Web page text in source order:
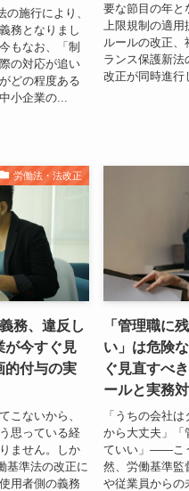
施行により、
務となりまし
もなお、「制
の対応が追い
どの程度ある
小企業の...
要な節目の年と
上限規制の適
ルールの改正
ランス保護新法
改正が同時進行
労働法・法改正
務、違反し
が今すぐ見
的付与の実
こないから、
思っている経
ません。しか
基準法の改正に
用者側の義務
「管理職に
い」は危険
ぐ見直すべ
ールと実務
「うちの会社
から大丈夫」「
ていい」——こ
然、労働基準監
や従業員からの